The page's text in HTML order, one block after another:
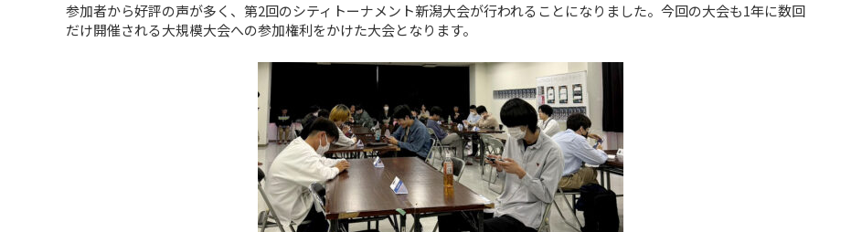
参加者から好評の声が多く、第2回のシティトーナメント新潟大会が行われることになりました。今回の大会も1年に数回
だけ開催される大規模大会への参加権利をかけた大会となります。